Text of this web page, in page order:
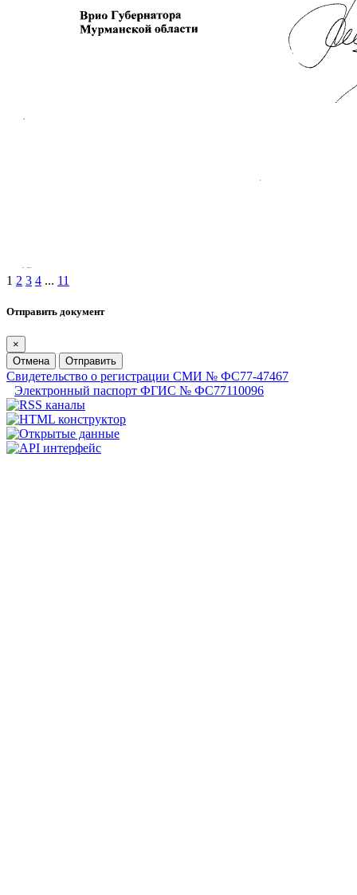
1 2 3 4 ... 11
Отправить документ
×
Отмена
Отправить
Свидетельство о регистрации СМИ № ФС77-47467
Электронный паспорт ФГИС № ФС77110096